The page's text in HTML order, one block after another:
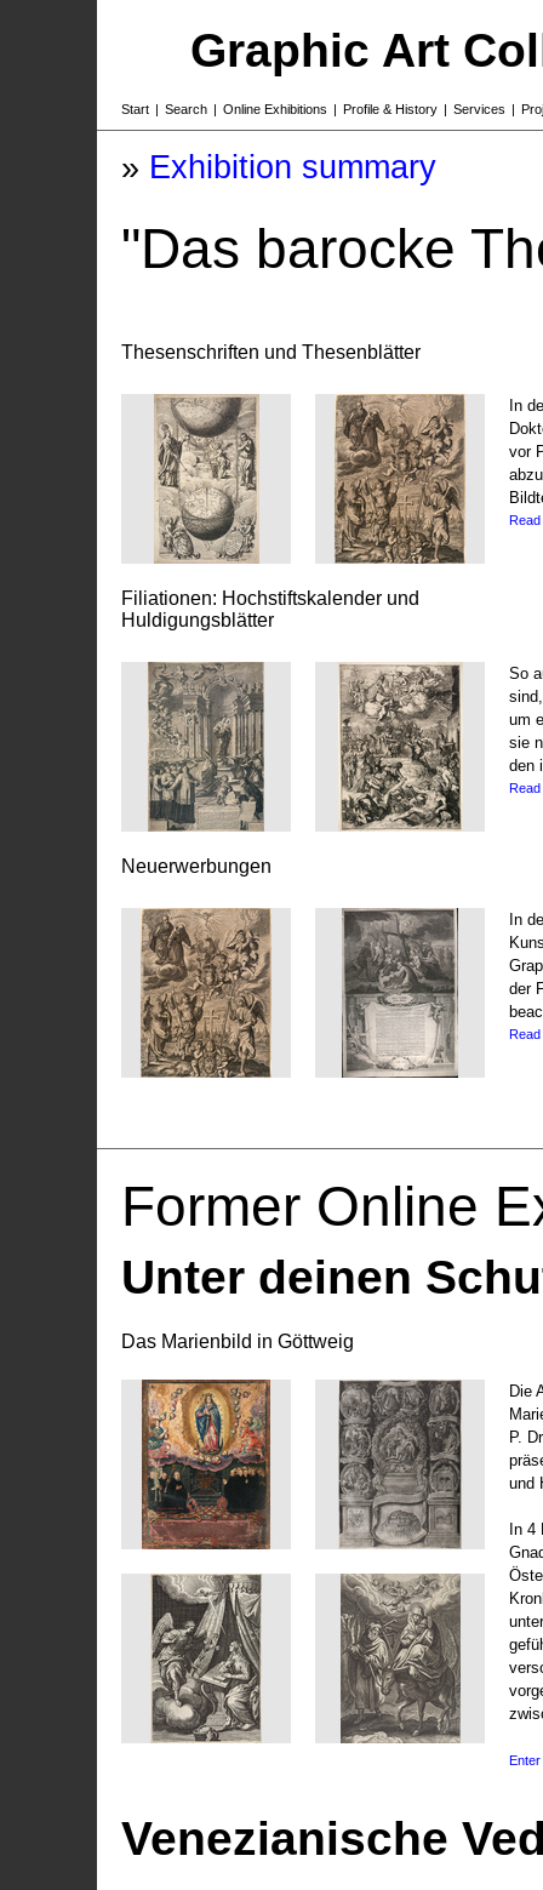
Graphic Art
Start | Search | Online Exhibitions | Profile & History | Services |
» Exhibition summary
"Das barocke
Thesenschriften und Thesenblätter
In
vor
Filiationen: Hochstiftskalender und
Huldigungsblätter
So
um
sie
den
Neuerwerbungen
In
der
Former Online
Unter deinen
Das Marienbild in Göttweig
Die
P.
und
In 4
Enter
Venezianische